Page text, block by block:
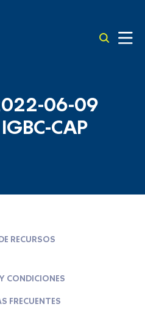
06-09
CAP
RECURSOS
CONDICIONES
FRECUENTES